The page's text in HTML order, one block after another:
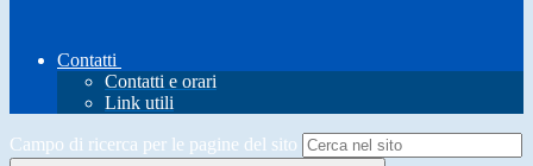
Contatti
Contatti e orari
Link utili
Campo di ricerca per le pagine del sito